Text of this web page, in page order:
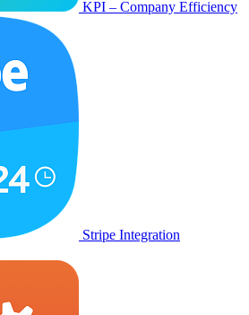
KPI – Company Efficiency
Stripe Integration